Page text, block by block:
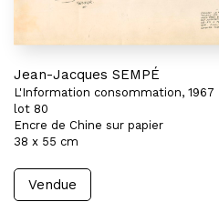
Jean-Jacques SEMPÉ
L'Information consommation, 1967
lot 80
Encre de Chine sur papier
38 x 55 cm
Vendue